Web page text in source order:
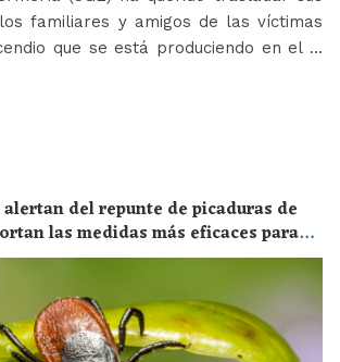
familiares y amigos de las víctimas
que se está produciendo en el …
del repunte de picaduras de
las medidas más eficaces para
derivadas